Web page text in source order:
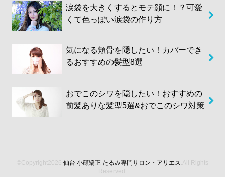
涙袋を大きくするとモテ顔に！？可愛
くて色っぽい涙袋の作り方
気になる頬骨を隠したい！カバーでき
るおすすめの髪型8選
おでこのシワを隠したい！おすすめの
前髪ありな髪型5選&おでこのシワ対策
©Copyright2026 仙台 小顔矯正 たるみ専門サロン・アリエス .All Rights
Reserved.